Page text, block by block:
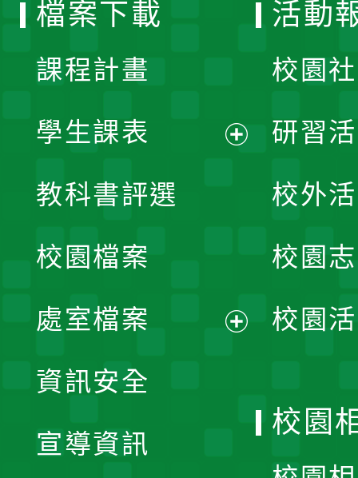
檔案下載
課程計畫
學生課表
單
教科書評選
校園檔案
處室檔案
資訊安全
宣導資訊
活動
校園
研習
校外
校園
校園
校園